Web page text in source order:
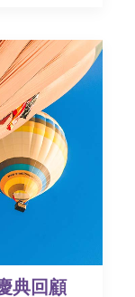
典回顧